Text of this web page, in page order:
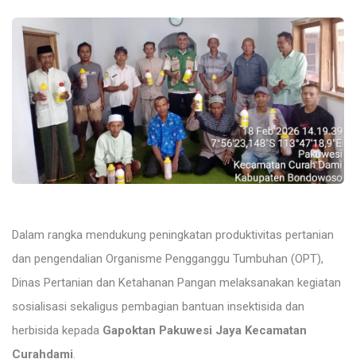
Dalam rangka mendukung peningkatan produktivitas pertanian
dan pengendalian Organisme Pengganggu Tumbuhan (OPT),
Dinas Pertanian dan Ketahanan Pangan melaksanakan kegiatan
sosialisasi sekaligus pembagian bantuan insektisida dan
herbisida kepada Gapoktan Pakuwesi Jaya Kecamatan
Curahdami.